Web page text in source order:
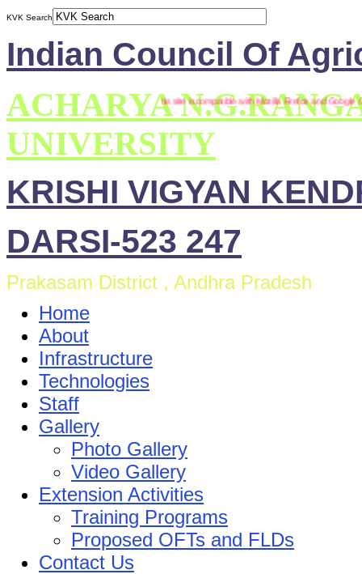
KVK Search
Indian Council Of
ACHARYA
UNIVERSITY
KRISHI VIGYAN
DARSI-523 247
Prakasam District , Andhra Pradesh
Home
About
Infrastructure
Technologies
Staff
Gallery
Photo Gallery
Video Gallery
Extension Activities
Training Programs
Proposed OFTs and FLDs
Contact Us
*** This site is compatible with Mozilla Firefox and Google